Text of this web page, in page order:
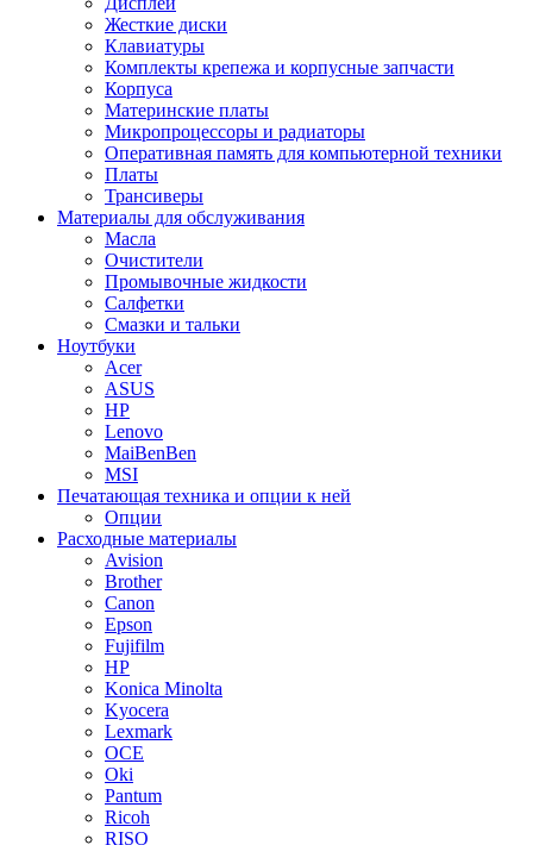
Жесткие диски
Клавиатуры
Комплекты крепежа и корпусные запчасти
Корпуса
Материнские платы
Микропроцессоры и радиаторы
Оперативная память для компьютерной техники
Платы
Трансиверы
Материалы для обслуживания
Масла
Очистители
Промывочные жидкости
Салфетки
Смазки и тальки
Ноутбуки
Acer
ASUS
HP
Lenovo
MaiBenBen
MSI
Печатающая техника и опции к ней
Опции
Расходные материалы
Avision
Brother
Canon
Epson
Fujifilm
HP
Konica Minolta
Kyocera
Lexmark
OCE
Oki
Pantum
Ricoh
RISO